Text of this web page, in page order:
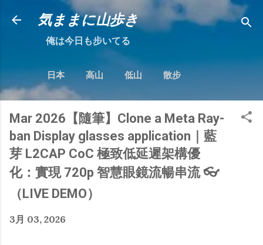
跳到主要內容
気ままに山歩き
俺は今日も步いてる
日本 高山 低山 散步
Mar 2026【隨筆】Clone a Meta Ray-
ban Display glasses application｜藍
芽 L2CAP CoC 極致低延遲架構優
化：實現 720p 智慧眼鏡流暢串流 👓
（LIVE DEMO）
3月 03, 2026